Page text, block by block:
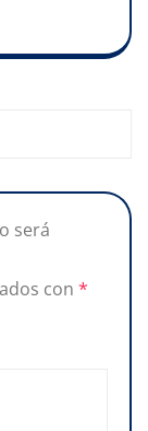
será
con *